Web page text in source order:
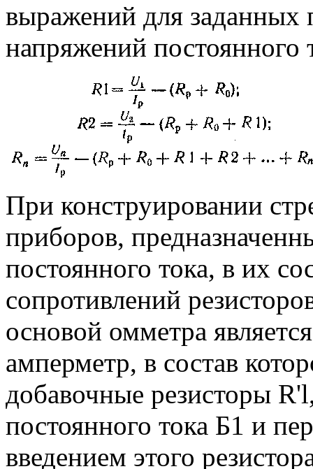
выражений для заданных
напряжений постоянного
При конструировании
приборов,
постоянного тока, в их
сопротивлений
основой омметра
амперметр, в состав
добавочные резисторы
постоянного тока Б1 и
введением этого